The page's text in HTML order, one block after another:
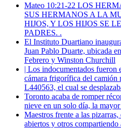
Mateo 10:21-22 LOS
SUS HERMANOS A LA
HIJOS, Y LOS HIJOS SE
PADRES. .
El Instituto Duartiano
Juan Pablo Duarte, ubicada
Febrero y Winston Churchill
| Los indocumentados fueron
cámara frigorífica del camión
L440563, el cual se
Toronto acaba de romper
nieve en un solo día, la
Maestros frente a las
abiertos y otros compartiendo